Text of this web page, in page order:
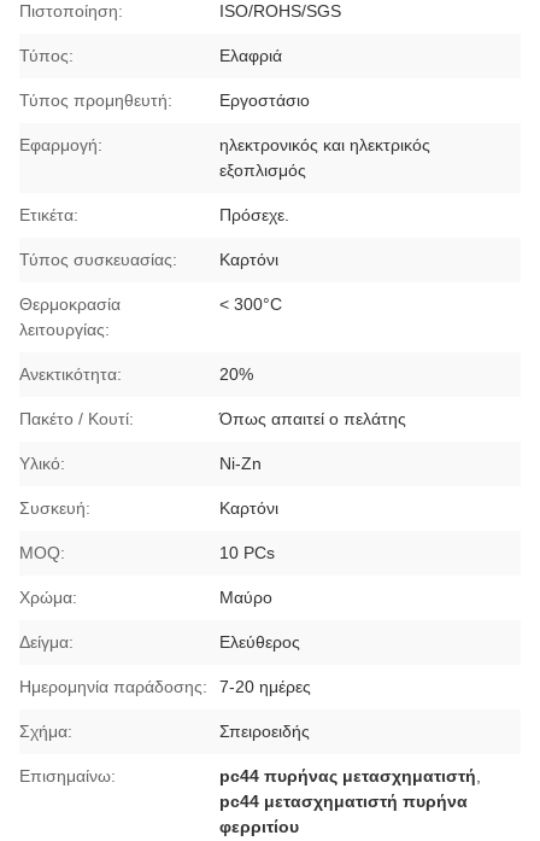
Πιστοποίηση: ISO/ROHS/SGS
Τύπος: Ελαφριά
Τύπος προμηθευτή: Εργοστάσιο
Εφαρμογή:
ηλεκτρονικός και ηλεκτρικός
εξοπλισμός
Ετικέτα: Πρόσεχε.
Τύπος συσκευασίας: Καρτόνι
Θερμοκρασία
λειτουργίας:
< 300°C
Ανεκτικότητα: 20%
Πακέτο / Κουτί: Όπως απαιτεί ο πελάτης
Υλικό: Ni-Zn
Συσκευή: Καρτόνι
MOQ: 10 PCs
Χρώμα: Μαύρο
Δείγμα: Ελεύθερος
Ημερομηνία παράδοσης: 7-20 ημέρες
Σχήμα: Σπειροειδής
Επισημαίνω: pc44 πυρήνας μετασχηματιστή
pc44 μετασχηματιστή πυρήνα
φερριτίου